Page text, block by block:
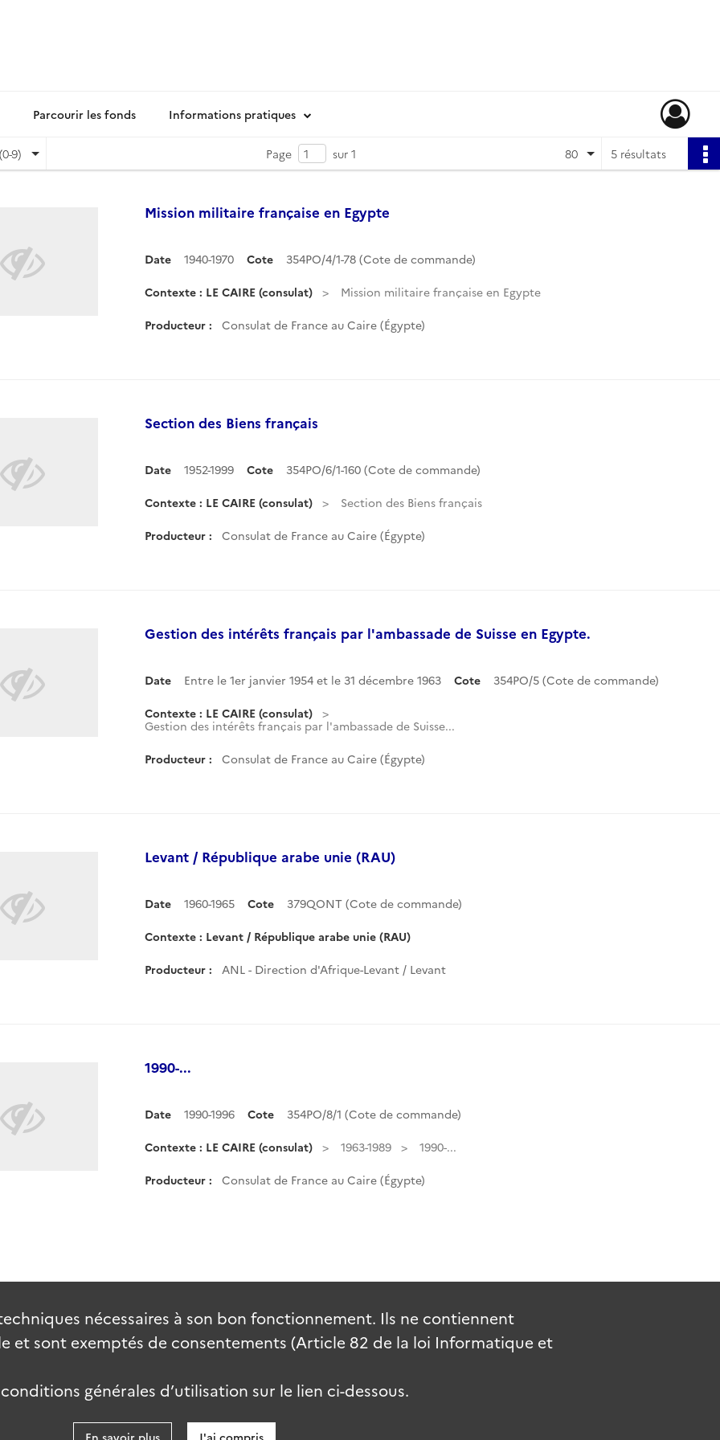
Parcourir les fonds Informations pratiques
9) Page sur 1 5 résultats
80
Mission militaire française en Egypte
Date 1940-1970 Cote 354PO/4/1-78 (Cote de commande)
Contexte : LE CAIRE (consulat) Mission militaire française en Egypte
Producteur : Consulat de France au Caire (Égypte)
Section des Biens français
Date 1952-1999 Cote 354PO/6/1-160 (Cote de commande)
Contexte : LE CAIRE (consulat) Section des Biens français
Producteur : Consulat de France au Caire (Égypte)
Gestion des intérêts français par l'ambassade de Suisse en Egypte.
Date Entre le 1er janvier 1954 et le 31 décembre 1963 Cote 354PO/5 (Cote de commande)
Contexte : LE CAIRE (consulat)
Gestion des intérêts français par l'ambassade de Suisse...
Producteur : Consulat de France au Caire (Égypte)
Levant / République arabe unie (RAU)
Date 1960-1965 Cote 379QONT (Cote de commande)
Contexte : Levant / République arabe unie (RAU)
Producteur : ANL - Direction d'Afrique-Levant / Levant
1990-...
Date 1990-1996 Cote 354PO/8/1 (Cote de commande)
Contexte : LE CAIRE (consulat) 1963-1989 1990-...
Producteur : Consulat de France au Caire (Égypte)
nécessaires à son bon fonctionnement. Ils ne contiennent
et sont exemptés de consentements (Article 82 de la loi Informatique et
générales d’utilisation sur le lien ci-dessous.